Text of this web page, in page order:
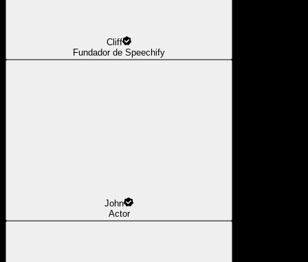
Cliff
Fundador de Speechify
John
Actor